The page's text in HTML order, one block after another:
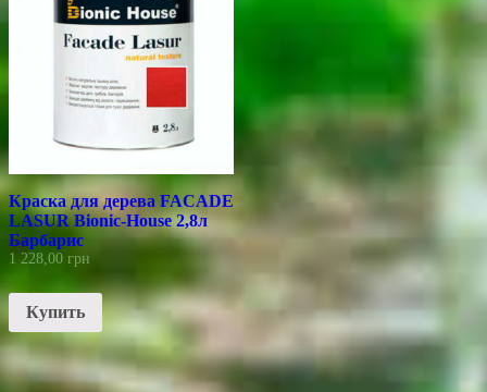
Краска для дерева FACADE
LASUR Bionic-House 2,8л
Барбарис
1 228,00 грн
Купить